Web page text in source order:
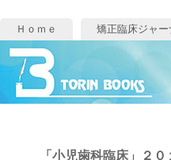
Ｈｏｍｅ 矯正臨床ジャー
「小児歯科臨床」２